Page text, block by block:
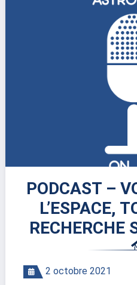
PODCAST –
L’ESPACE,
RECHERCHE
2 octobre 2021